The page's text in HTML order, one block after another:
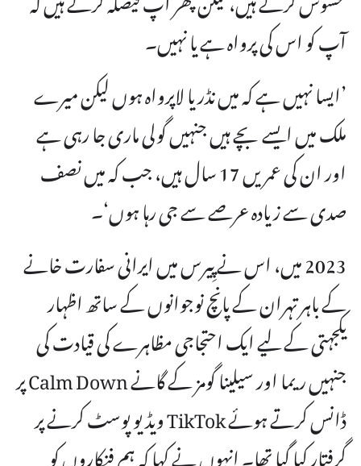
آپ کو اس کی پرواہ ہے یا نہیں۔
’ایسا نہیں ہے کہ میں نڈر یا لاپرواہ ہوں لیکن میرے
ملک میں ایسے بچے ہیں جنہیں گولی ماری جا رہی ہے
اور ان کی عمریں 17 سال ہیں، جب کہ میں نصف
صدی سے زیادہ عرصے سے جی رہا ہوں‘۔
2023 میں، اس نے پِیرس میں ایرانی سفارت خانے
کے باہر تہران کے پانچ نوجوانوں کے ساتھ اظہار
یکجہتی کے لیے ایک احتجاجی مظاہرے کی قیادت کی
جنہیں ریما اور سیلینا گومز کے گانے Calm Down پر
ڈانس کرتے ہوئے TikTok ویڈیو پوسٹ کرنے پر
گرفتار کیا گیا تھا۔ انہوں نے کہا کہ ہم فنکاروں کو